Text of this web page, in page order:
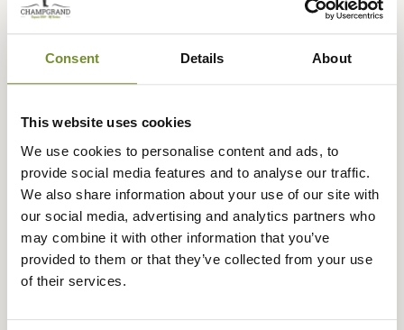
Consent Details About
This website uses cookies
We use cookies to personalise content and ads, to
provide social media features and to analyse our traffic.
We also share information about your use of our site with
our social media, advertising and analytics partners who
may combine it with other information that you’ve
provided to them or that they’ve collected from your use
of their services.
Description
Barbour Internationalvous propose ce t-shirt Angle à la
coupe ajustée qui met à l'honneur le riche héritage
motocycliste de la marque.
Ce t-shirt Angle est confectionné entièrement en jersey